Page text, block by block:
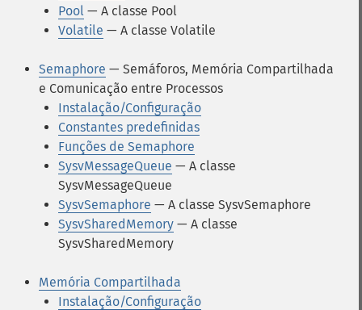
Pool — A classe Pool
Volatile — A classe Volatile
Semaphore — Semáforos, Memória Compartilhada
e Comunicação entre Processos
Instalação/Configuração
Constantes predefinidas
Funções de Semaphore
SysvMessageQueue — A classe
SysvMessageQueue
SysvSemaphore — A classe SysvSemaphore
SysvSharedMemory — A classe
SysvSharedMemory
Memória Compartilhada
Instalação/Configuração